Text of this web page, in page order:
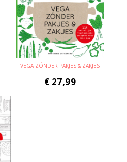
VEGA ZÓNDER PAKJES & ZAKJES
€ 27,99